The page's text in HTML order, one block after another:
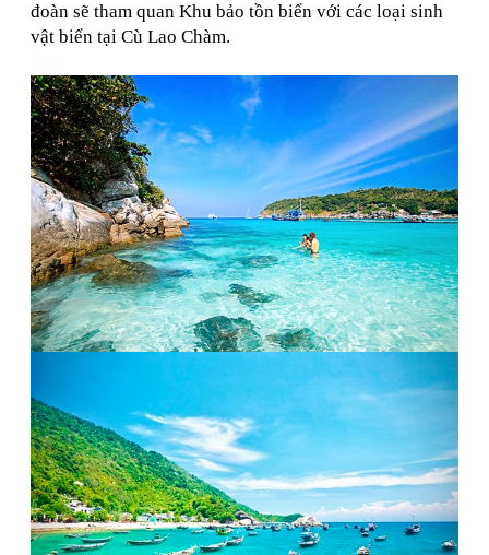
đoàn sẽ tham quan Khu bảo tồn biển với các loại sinh
vật biển tại Cù Lao Chàm.